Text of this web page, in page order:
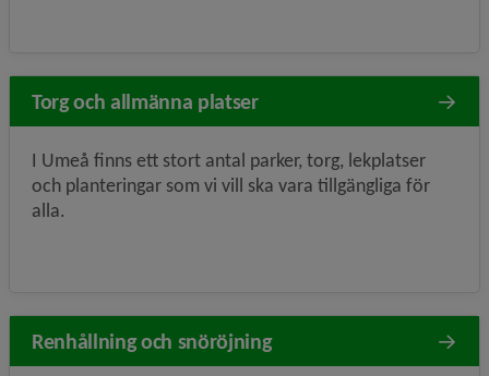
Torg och allmänna platser
I Umeå finns ett stort antal parker, torg, lekplatser
och planteringar som vi vill ska vara tillgängliga för
alla.
Renhållning och snöröjning